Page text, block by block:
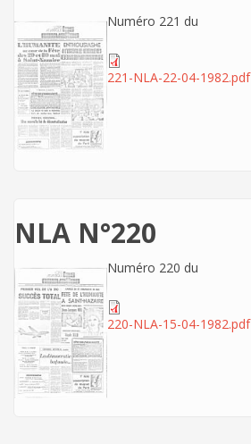
Numéro 221 du
221-NLA-22-04-1982.pdf
NLA N°220
Numéro 220 du
220-NLA-15-04-1982.pdf